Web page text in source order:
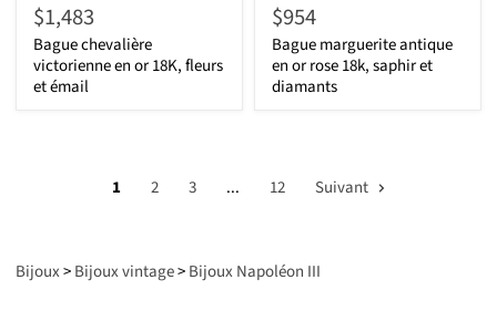
$1,483
Bague chevalière
victorienne en or 18K, fleurs
et émail
$954
Bague marguerite antique
en or rose 18k, saphir et
diamants
1 2 3 ... 12 Suivant
Bijoux>Bijoux vintage>Bijoux Napoléon III